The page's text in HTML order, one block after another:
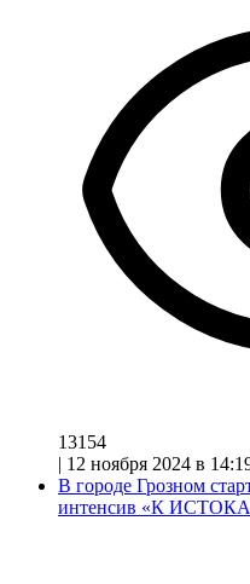
13154
| 12 ноября 2024 в
В городе Грозном
интенсив «К